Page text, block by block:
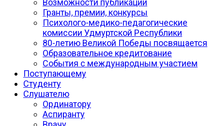
Возможности публикации
Гранты, премии, конкурсы
Психолого-медико-педагогические
комиссии Удмуртской Республики
80-летию Великой Победы посвящается
Образовательное кредитование
События с международным участием
Поступающему
Студенту
Слушателю
Ординатору
Аспиранту